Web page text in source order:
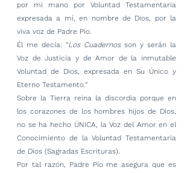
por mi mano por Voluntad Testamentaria
expresada a mí, en nombre de Dios, por la
viva voz de Padre Pío.
Él me decía: “Los Cuadernos son y serán la
Voz de Justicia y de Amor de la inmutable
Voluntad de Dios, expresada en Su Único y
Eterno Testamento.”
Sobre la Tierra reina la discordia porque en
los corazones de los hombres hijos de Dios,
no se ha hecho ÚNICA, la Voz del Amor en el
Conocimiento de la Voluntad Testamentaria
de Dios (Sagradas Escrituras).
Por tal razón, Padre Pío me asegura que es